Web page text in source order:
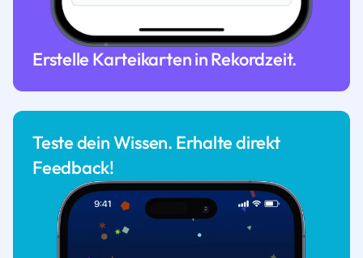
Erstelle Karteikarten in Rekordzeit.
Teste dein Wissen. Erhalte direkt
Feedback!